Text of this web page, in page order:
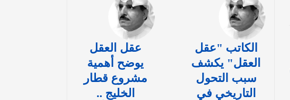
الكاتب "عقل
العقل" يكشف
سبب التحول
التاريخي في
عقل العقل
يوضح أهمية
مشروع قطار
الخليج ..